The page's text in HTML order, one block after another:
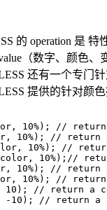
的 operation 是 特
（数字、颜色、
还有一个专门
提供的针对颜色
, 10%); // return
, 10%); // return
, 10%); //
, 10%); //
, 10%); // return
, 10%); // return
10 ); // return a
- 10 ); // return a